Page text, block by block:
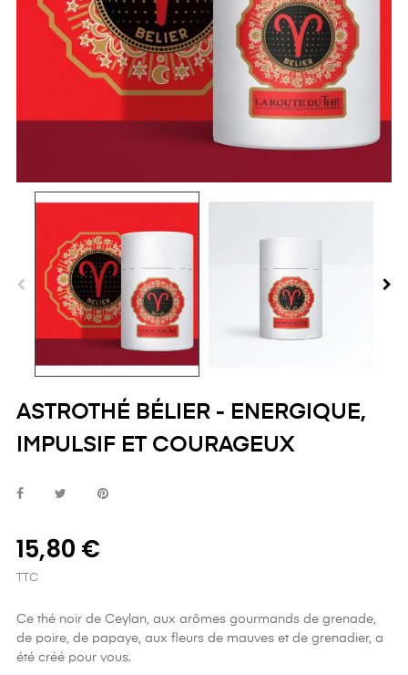
ASTROTHÉ BÉLIER - ENERGIQUE,
IMPULSIF ET COURAGEUX
15,80 €
TTC
Ce thé noir de Ceylan, aux arômes gourmands de grenade,
de poire, de papaye, aux fleurs de mauves et de grenadier, a
été créé pour vous.